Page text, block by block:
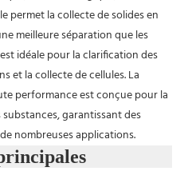
permet la collecte de solides en
meilleure séparation que les
idéale pour la clarification des
et la collecte de cellules. La
performance est conçue pour la
garantissant des
nombreuses applications.